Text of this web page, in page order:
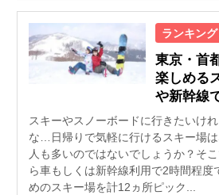
ランキング
東京・首
楽しめる
や新幹線
スキーやスノーボードに行きたいけ
な…日帰りで気軽に行けるスキー場
人も多いのではないでしょうか？そ
ら車もしくは新幹線利用で2時間程度
めのスキー場を計12ヵ所ピック...